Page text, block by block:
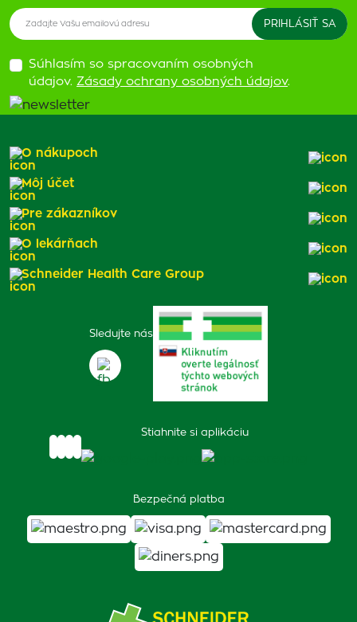
Súhlasím so spracovaním osobných
údajov. Zásady ochrany osobných údajov.
Sledujte nás
Stiahnite si aplikáciu
Bezpečná platba
O nákupoch
Môj účet
Pre zákazníkov
O lekárňach
Schneider Health Care Group